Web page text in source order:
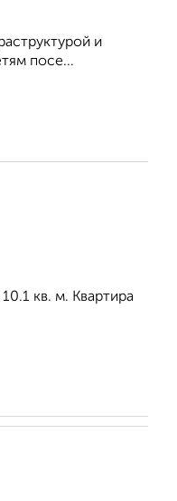
и
посе...
кв. м. Квартира